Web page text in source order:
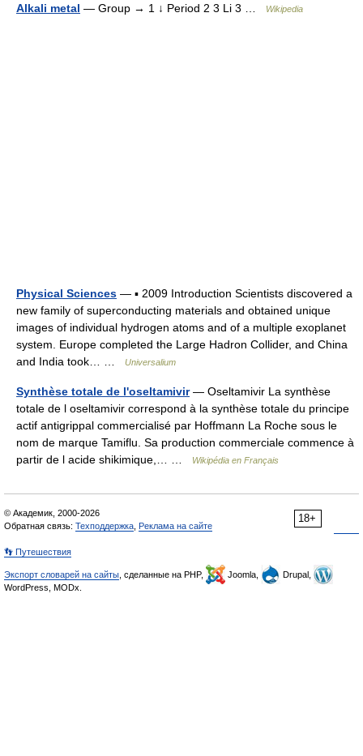
Alkali metal — Group → 1 ↓ Period 2 3 Li 3 … Wikipedia
Physical Sciences — ▪ 2009 Introduction Scientists discovered a
new family of superconducting materials and obtained unique
images of individual hydrogen atoms and of a multiple exoplanet
system. Europe completed the Large Hadron Collider, and China
and India took… …
Universalium
Synthèse totale de l'oseltamivir— Oseltamivir La synthèse
totale de l oseltamivir correspond à la synthèse totale du principe
actif antigrippal commercialisé par Hoffmann La Roche sous le
nom de marque Tamiflu. Sa production commerciale commence à
partir de l acide shikimique,… …
Wikipédia en Français
18+
© Академик, 2000-2026
Обратная связь: Техподдержка Реклама на сайте
👣 Путешествия
Экспорт словарей на сайты , сделанные на PHP, Joomla,
Drupal,
WordPress, MODx.